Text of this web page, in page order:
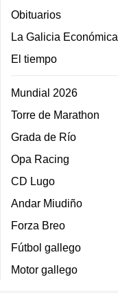
Obituarios
La Galicia Económica
El tiempo
Mundial 2026
Torre de Marathon
Grada de Río
Opa Racing
CD Lugo
Andar Miudiño
Forza Breo
Fútbol gallego
Motor gallego